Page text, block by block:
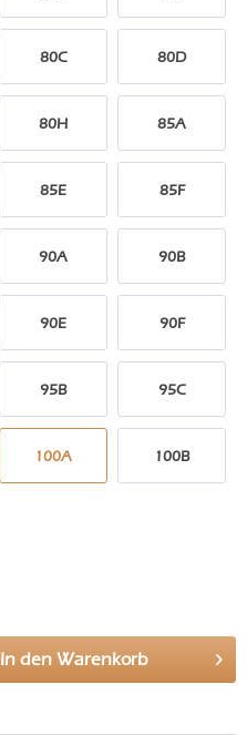
80C 80D
80H 85A
85E 85F
90A 90B
90E 90F
95B 95C
100A 100B
In den Warenkorb